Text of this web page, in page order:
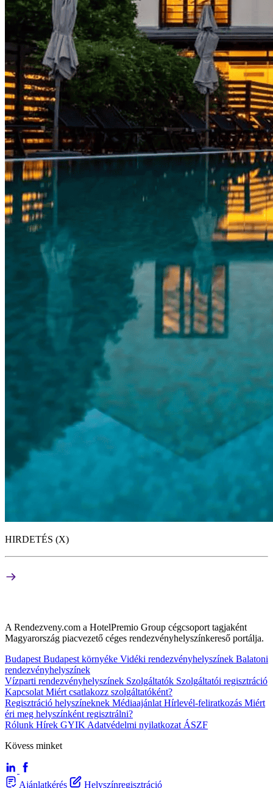
HIRDETÉS (X)
A Rendezveny.com a HotelPremio Group cégcsoport tagjaként
Magyarország piacvezető céges rendezvényhelyszínkereső portálja.
Budapest Budapest környéke Vidéki rendezvényhelyszínek Balatoni
rendezvényhelyszínek
Vízparti rendezvényhelyszínek Szolgáltatók Szolgáltatói regisztráció
Kapcsolat Miért csatlakozz szolgáltatóként?
Regisztráció helyszíneknek Médiaajánlat Hírlevél-feliratkozás Miért
éri meg helyszínként regisztrálni?
Rólunk Hírek GYIK Adatvédelmi nyilatkozat ÁSZF
Kövess minket
Ajánlatkérés Helyszínregisztráció